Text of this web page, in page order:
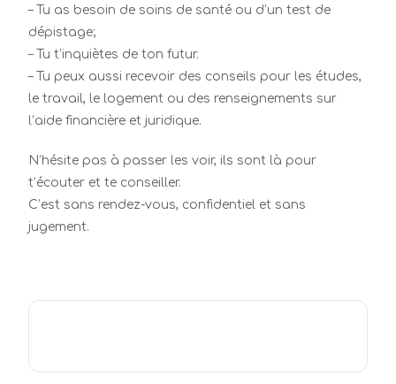
– Tu as besoin de soins de santé ou d’un test de
dépistage;
– Tu t’inquiètes de ton futur.
– Tu peux aussi recevoir des conseils pour les études,
le travail, le logement ou des renseignements sur
l’aide financière et juridique.
N’hésite pas à passer les voir, ils sont là pour
t’écouter et te conseiller.
C’est sans rendez-vous, confidentiel et sans
jugement.